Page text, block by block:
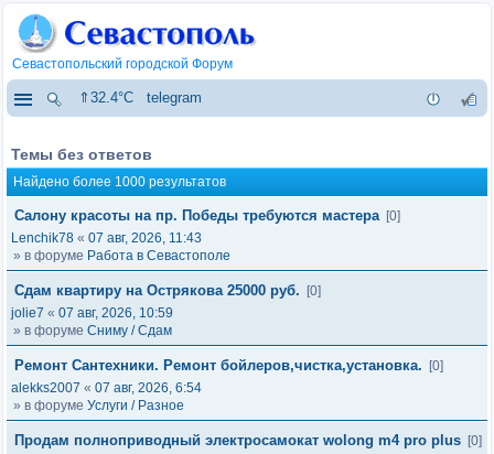
Севастопольский городской Форум
⇑32.4°C telegram
Темы без ответов
Найдено более 1000 результатов
Салону красоты на пр. Победы требуются мастера [0]
Lenchik78 « 07 авг, 2026, 11:43
» в форуме Работа в Севастополе
Сдам квартиру на Острякова 25000 руб.
[0]
jolie7 « 07 авг, 2026, 10:59
» в форуме Сниму / Сдам
Ремонт Сантехники. Ремонт бойлеров,чистка,установка.
[0]
alekks2007 « 07 авг, 2026, 6:54
» в форуме Услуги / Разное
Продам полноприводный электросамокат wolong m4 pro plus [0]